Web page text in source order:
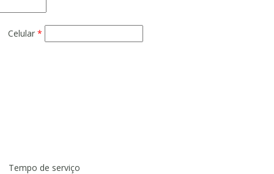
Celular*
Tempo de serviço